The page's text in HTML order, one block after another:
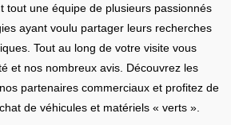
tout une équipe de plusieurs passionnés
ayant voulu partager leurs recherches
Tout au long de votre visite vous
et nos nombreux avis. Découvrez les
partenaires commerciaux et profitez de
de véhicules et matériels « verts ».